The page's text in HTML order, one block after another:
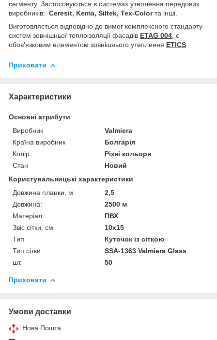
сегменту. Застосовуються в системах утеплення передових
виробників: Ceresit, Kema, Siltek, Tex-Colorта інші.
Виготовляється відповідно до вимог комплексного стандарту
систем зовнішньої теплоізоляції фасадів ETAG 004 , є
обов'язковим елементом зовнішнього утеплення ETICS
Приховати
Характеристики
Основні атрибути
Виробник
Valmiera
Країна виробник
Болгарія
Колір
Різні кольори
Стан
Новий
Користувальницькі характеристики
Довжина планки, м
2,5
Довжина:
2500 м
Матеріал
ПВХ
Звіс сітки, см
10х15
Тип
Куточок із сіткою
Тип сітки
SSA-1363 Valmiera Glass
шт.
50
Приховати
Умови доставки
Нова Пошта